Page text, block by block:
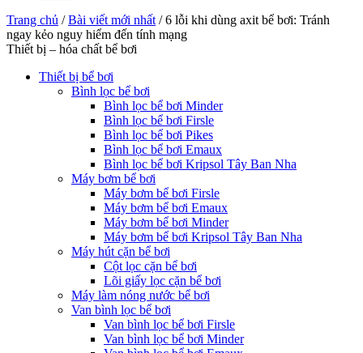
Trang chủ /Bài viết mới nhất /6 lỗi khi dùng axit bể bơi: Tránh
ngay kẻo nguy hiểm đến tính mạng
Thiết bị – hóa chất bể bơi
Thiết bị bể bơi
Bình lọc bể bơi
Bình lọc bể bơi Minder
Bình lọc bể bơi Firsle
Bình lọc bể bơi Pikes
Bình lọc bể bơi Emaux
Bình lọc bể bơi Kripsol Tây Ban Nha
Máy bơm bể bơi
Máy bơm bể bơi Firsle
Máy bơm bể bơi Emaux
Máy bơm bể bơi Minder
Máy bơm bể bơi Kripsol Tây Ban Nha
Máy hút cặn bể bơi
Cột lọc cặn bể bơi
Lõi giấy lọc cặn bể bơi
Máy làm nóng nước bể bơi
Van bình lọc bể bơi
Van bình lọc bể bơi Firsle
Van bình lọc bể bơi Minder